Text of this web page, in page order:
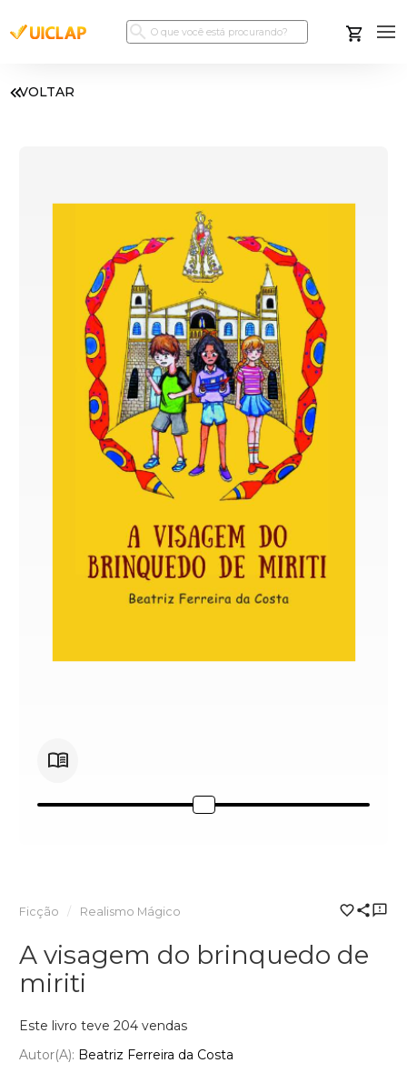
VOLTAR
Ficção Realismo Mágico
A visagem do brinquedo de
miriti
Este livro teve 204 vendas
Autor(a): Beatriz Ferreira da Costa